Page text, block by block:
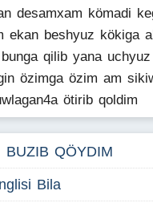
desamxam kömadi
ekan beshyuz kökiga
qilib yana
özimga özim am
ötirib qoldim
BUZIB QÖYDIM
Bila